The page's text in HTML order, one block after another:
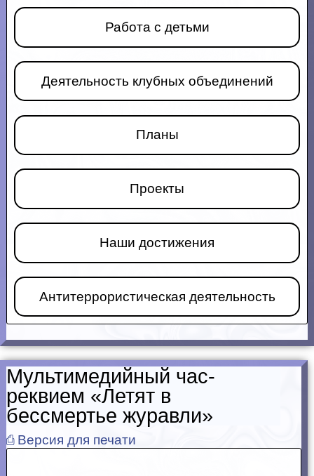
Работа с детьми
Деятельность клубных объединений
Планы
Проекты
Наши достижения
Антитеррористическая деятельность
Мультимедийный час-
реквием «Летят в
бессмертье журавли»
⎙ Версия для печати